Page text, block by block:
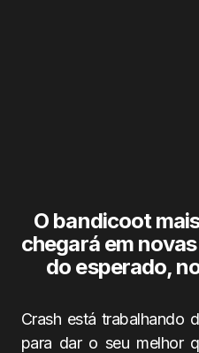
O bandicoot
chegará em
do esperado,
Crash está trabalhando
para dar o seu melhor